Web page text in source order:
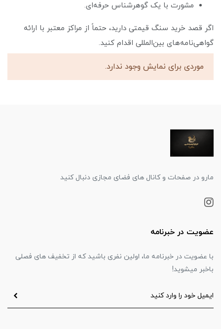
مشورت با یک گوهرشناس حرفه‌ای.
اگر قصد خرید سنگ قیمتی دارید، حتماً از مراکز معتبر با ارائه
گواهی‌نامه‌های بین‌المللی اقدام کنید.
موردی برای نمایش وجود ندارد.
مارو در صفحات و کانال های فضای مجازی دنبال کنید
عضویت در خبرنامه
با عضویت در خبرنامه ما، اولین نفری باشید که از تخفیف های فصلی
باخبر میشوید!